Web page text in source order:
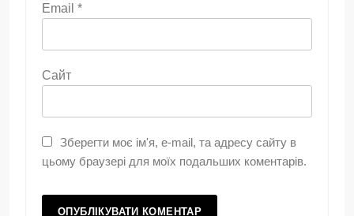
Email *
Сайт
Зберегти моє ім'я, e-mail, та адресу сайту в
цьому браузері для моїх подальших коментарів.